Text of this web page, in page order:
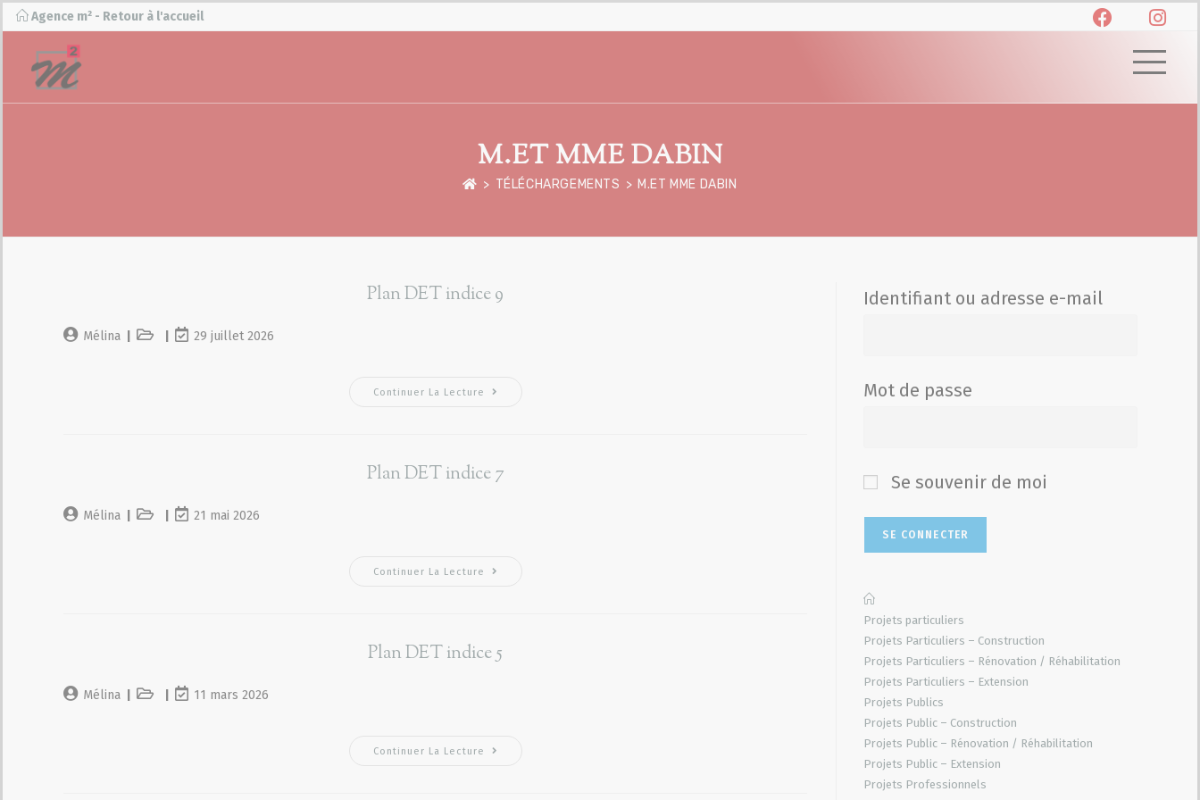
Agence m² - Retour à l'accueil
M.ET MME DABIN
> TÉLÉCHARGEMENTS > M.ET MME DABIN
Plan DET indice 9
Mélina 29 juillet 2026
Continuer La Lecture
Plan DET indice 7
Mélina 21 mai 2026
Continuer La Lecture
Plan DET indice 5
Mélina 11 mars 2026
Continuer La Lecture
Identifiant ou adresse e-mail
Mot de passe
Se souvenir de moi
Projets particuliers
Projets Particuliers – Construction
Projets Particuliers – Rénovation / Réhabilitation
Projets Particuliers – Extension
Projets Publics
Projets Public – Construction
Projets Public – Rénovation / Réhabilitation
Projets Public – Extension
Projets Professionnels